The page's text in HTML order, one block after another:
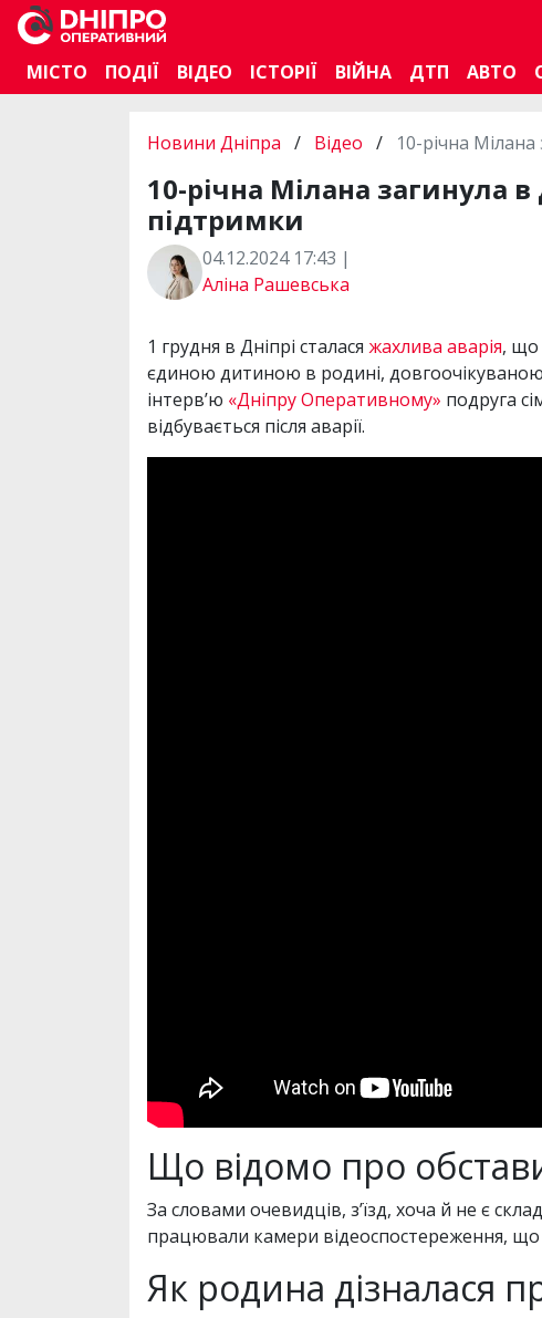
МІСТО
ПОДІЇ ВІДЕО ІСТОРІЇ ВІЙНА ДТП АВТО
Новини Дніпра / Відео / 10-річна
10-річна Мілана загинула
підтримки
04.12.2024 17:43 |
Аліна Рашевська
1 грудня в Дніпрі сталася жахлива аварія, що
єдиною дитиною в родині,
інтерв’ю «Дніпру Оперативному» подруга
відбувається після аварії.
Що відомо про
За словами очевидців, з’їзд, хоча й не є
працювали камери відеоспостереження, що
Як родина дізналася